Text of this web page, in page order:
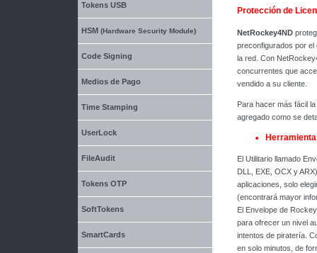
Tokens USB
HSM (Hardware Security Module)
Code Signing
Medios de Pago
Time Stamping
UserLock
FileAudit
Tokens OTP
SoftTokens
SmartCards
Protección de
NetRockey4ND
preconfigurados por el
la red. Con
concurrentes que
vendido a su cliente.
Para hacer más fácil
agregado como se
El Utilitario llamado
DLL, EXE, OCX y
aplicaciones, solo
(encontrará mayor
El Envelope de
para ofrecer un nivel
intentos de piratería.
en solo minutos, de